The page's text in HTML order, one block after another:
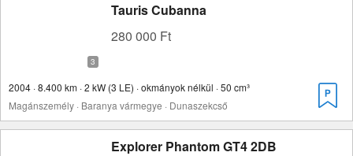
Tauris Cubanna
280 000 Ft
2004 · 8.400 km · 2 kW (3 LE) · okmányok nélkül · 50 cm³
Magánszemély · Baranya vármegye · Dunaszekcső
Explorer Phantom GT4 2DB